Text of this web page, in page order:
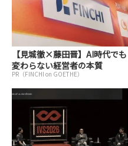
【見城徹×藤田晋】AI時代でも
変わらない経営者の本質
PR（FINCHI on GOETHE）